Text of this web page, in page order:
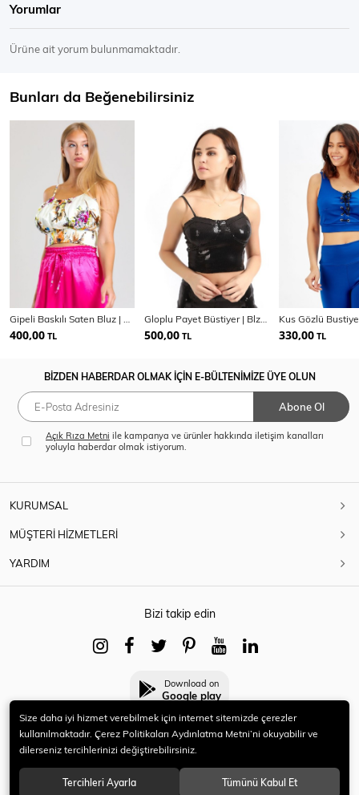
Yorumlar
Ürüne ait yorum bulunmamaktadır.
Bunları da Beğenebilirsiniz
400,00 TL 500,00 TL 330,00 TL
BİZDEN HABERDAR OLMAK İÇİN E-BÜLTENİMİZE ÜYE OLUN
Abone Ol
Açık Rıza Metni ile kampanya ve ürünler hakkında iletişim kanalları
yoluyla haberdar olmak istiyorum.
KURUMSAL
MÜŞTERİ HİZMETLERİ
YARDIM
Bizi takip edin
Download on
Google play
© 2021 HERYENİ. Tüm hakları saklıdır.
Size daha iyi hizmet verebilmek için internet sitemizde çerezler
kullanılmaktadır. Çerez Politikaları Aydınlatma Metni’ni okuyabilir ve
dilerseniz tercihlerinizi değiştirebilirsiniz.
Tercihleri Ayarla Tümünü Kabul Et